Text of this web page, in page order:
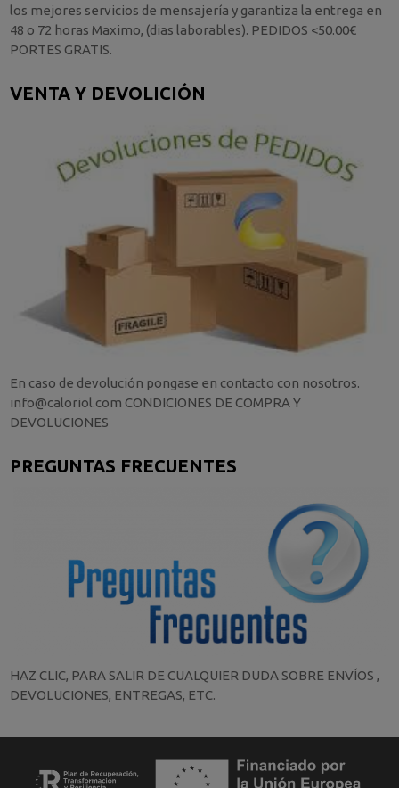
los mejores servicios de mensajería y garantiza la entrega en
48 o 72 horas Maximo, (dias laborables). PEDIDOS <50.00€
PORTES GRATIS.
VENTA Y DEVOLICIÓN
En caso de devolución pongase en contacto con nosotros.
info@caloriol.com CONDICIONES DE COMPRA Y
DEVOLUCIONES
PREGUNTAS FRECUENTES
HAZ CLIC, PARA SALIR DE CUALQUIER DUDA SOBRE ENVÍOS ,
DEVOLUCIONES, ENTREGAS, ETC.